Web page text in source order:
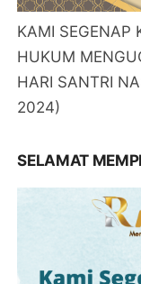
KAMI SEGENAP
HUKUM
HARI SANTRI
2024)
SELAMAT